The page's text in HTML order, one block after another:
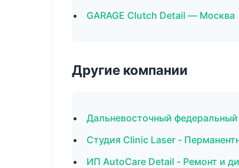
GARAGE Clutch Detail — Москва
Другие компании
Дальневосточный
Студия Clinic Laser -
ИП AutoCare Detail - Ремонт и